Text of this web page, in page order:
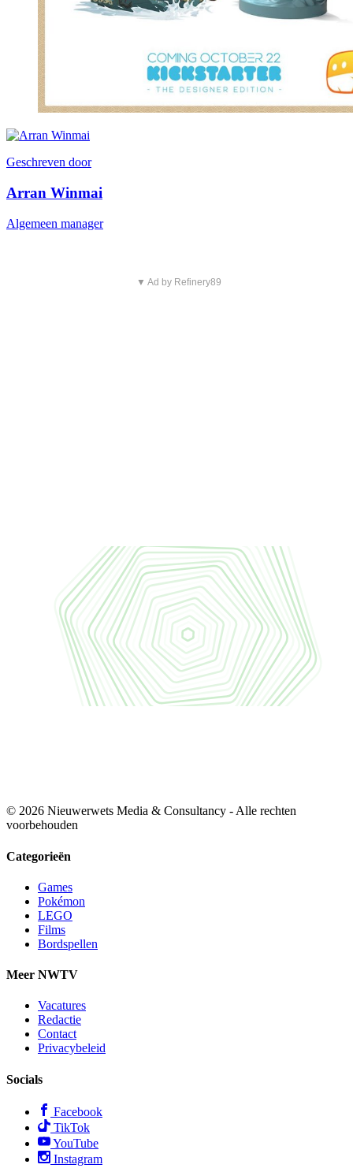
Geschreven door
Arran Winmai
Algemeen manager
▼ Ad by Refinery89
© 2026 Nieuwerwets Media & Consultancy - Alle rechten
voorbehouden
Categorieën
Games
Pokémon
LEGO
Films
Bordspellen
Meer NWTV
Vacatures
Redactie
Contact
Privacybeleid
Socials
Facebook
TikTok
YouTube
Instagram